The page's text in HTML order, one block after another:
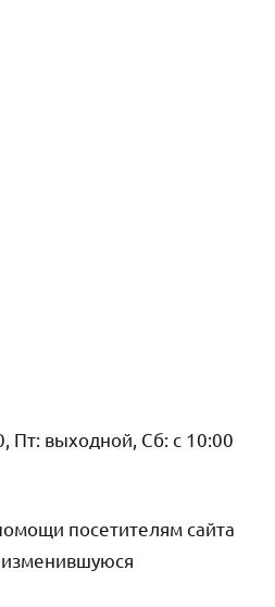
Пт: выходной, Сб: с 10:00
посетителям сайта